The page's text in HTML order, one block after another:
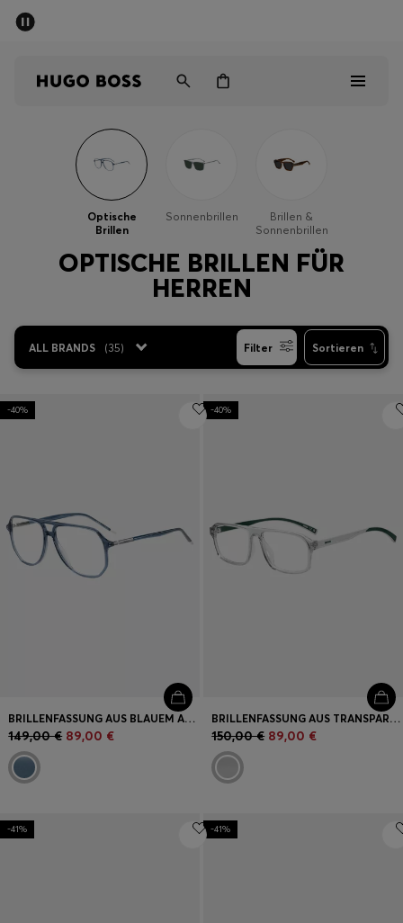
Entdecken
Sale
FAQ & Hilfe
Store Locator
Optische
Brillen
Sonnenbrillen
Brillen &
Sonnenbrillen
OPTISCHE BRILLEN FÜR
HERREN
ALL BRANDS (35) Filter Sortieren
-40%
BRILLENFASSUNG AUS BLAUEM ACETAT MIT RÖHRENFÖRMIGEN BÜGELN
149,00 € 89,00 €
-40%
BRILLENFASSUNG AUS TRANSPARENTEM ACETAT MIT GRÜNEN DETAILS
150,00 € 89,00 €
-41% -41%